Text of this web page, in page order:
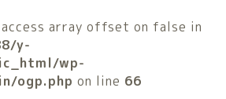
array offset on false in
y-
wp-
ogp.php on line 66